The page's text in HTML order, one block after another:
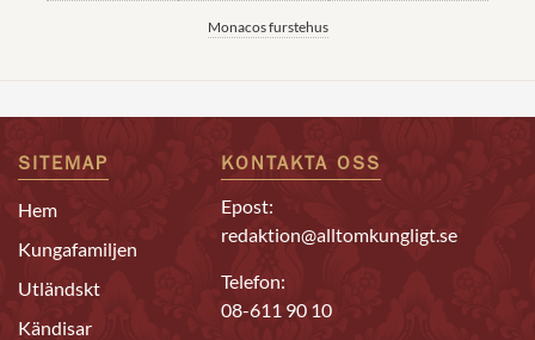
Monacos furstehus
SITEMAP
Hem
Kungafamiljen
Utländskt
Kändisar
KONTAKTA OSS
Epost:
redaktion@alltomkungligt.se
Telefon:
08-611 90 10